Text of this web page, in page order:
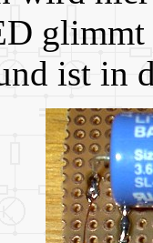
glimmt
ist in